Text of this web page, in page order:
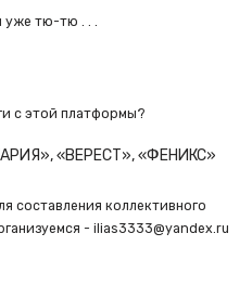
уже тю-тю . . .
с этой платформы?
«ВЕРЕСТ», «ФЕНИКС»
составления коллективного
- ilias3333@yandex.ru